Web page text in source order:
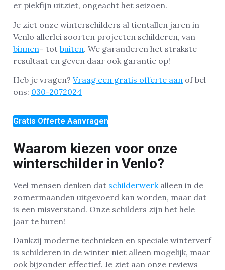
er piekfijn uitziet, ongeacht het seizoen.
Je ziet onze winterschilders al tientallen jaren in
Venlo allerlei soorten projecten schilderen, van
binnen– tot buiten. We garanderen het strakste
resultaat en geven daar ook garantie op!
Heb je vragen? Vraag een gratis offerte aan of bel
ons: 030-2072024
Gratis Offerte Aanvragen
Waarom kiezen voor onze
winterschilder in Venlo?
Veel mensen denken dat schilderwerk alleen in de
zomermaanden uitgevoerd kan worden, maar dat
is een misverstand. Onze schilders zijn het hele
jaar te huren!
Dankzij moderne technieken en speciale winterverf
is schilderen in de winter niet alleen mogelijk, maar
ook bijzonder effectief. Je ziet aan onze reviews